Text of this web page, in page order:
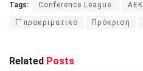
Tags: Conference League. ΑΕΚ
Γ’ προκριματικό Πρόκριση
Related Posts